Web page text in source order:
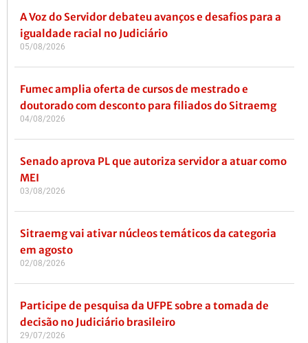
A Voz do Servidor debateu avanços e desafios para a
igualdade racial no Judiciário
05/08/2026
Fumec amplia oferta de cursos de mestrado e
doutorado com desconto para filiados do Sitraemg
04/08/2026
Senado aprova PL que autoriza servidor a atuar como
MEI
03/08/2026
Sitraemg vai ativar núcleos temáticos da categoria
em agosto
02/08/2026
Participe de pesquisa da UFPE sobre a tomada de
decisão no Judiciário brasileiro
29/07/2026